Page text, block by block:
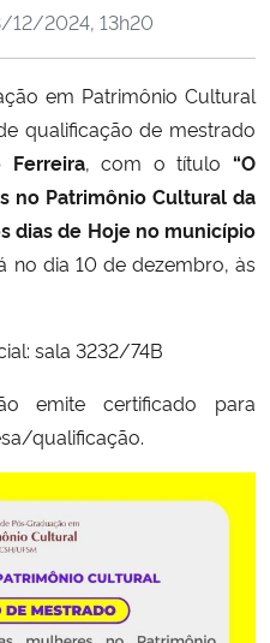
e Comunicações
Humanos
12/2024, 13h20
em Patrimônio Cultural
qualificação de mestrado
Ferreira, com o título “O
no Patrimônio Cultural da
dias de Hoje no município
no dia 10 de dezembro, às
sala 3232/74B
emite certificado para
qualificação.